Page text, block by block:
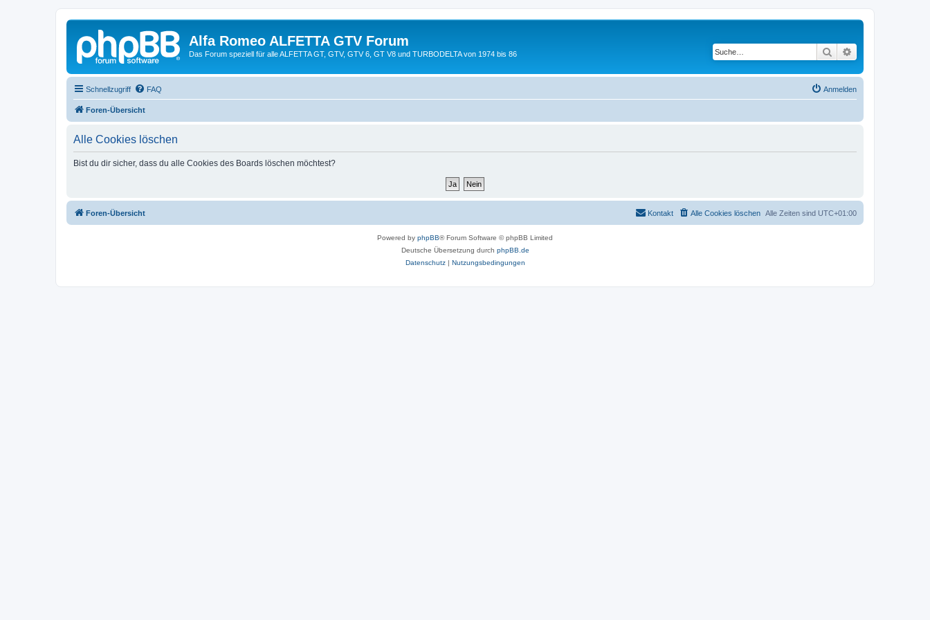
Alfa Romeo ALFETTA GTV Forum
Das Forum speziell für alle ALFETTA GT, GTV, GTV 6, GT V8 und TURBODELTA von 1974 bis 86 Suche
Schnellzugriff FAQ Anmelden
Foren-Übersicht
Alle Cookies löschen
Bist du dir sicher, dass du alle Cookies des Boards löschen möchtest?
Foren-Übersicht Alle Zeiten sind UTC+01:00
Alle Cookies löschen
Kontakt
Powered by phpBB® Forum Software © phpBB Limited
Deutsche Übersetzung durch phpBB.de
Datenschutz| Nutzungsbedingungen